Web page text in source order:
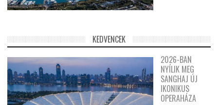
KEDVENCEK
2026-BAN
NYÍLIK MEG
SANGHAJ ÚJ
IKONIKUS
OPERAHÁZA